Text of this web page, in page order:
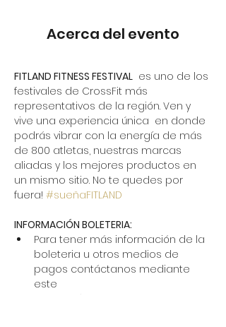
Acerca del evento
FITLAND FITNESS FESTIVAL es uno de los
festivales de CrossFit más
representativos de la región. Ven y
vive una experiencia única  en donde
podrás vibrar con la energía de más
de 800 atletas, nuestras marcas
aliadas y los mejores productos en
un mismo sitio. No te quedes por
fuera! #sueñaFITLAND
INFORMACIÓN BOLETERIA:
Para tener más información de la
boleteria u otros medios de
pagos contáctanos mediante
este
o envíanos un correo a